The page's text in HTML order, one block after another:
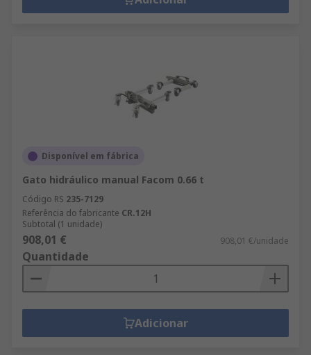
Disponível em fábrica
Gato hidráulico manual Facom 0.66 t
Código RS 235-7129
Referência do fabricante CR.12H
Subtotal (1 unidade)
908,01 € 908,01 €/unidade
Quantidade
Adicionar